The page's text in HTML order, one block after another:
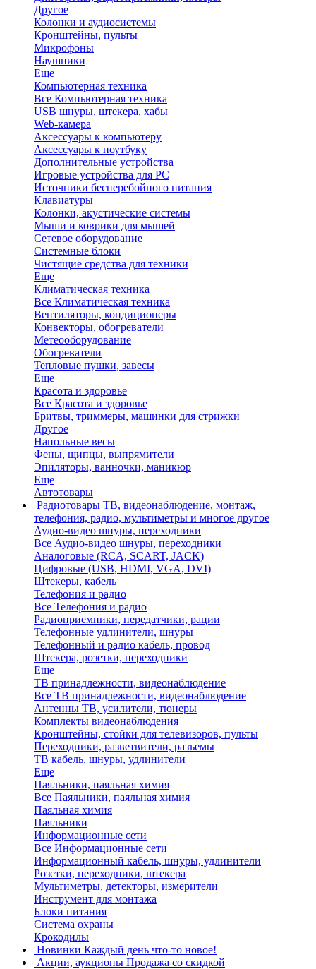
Другое
Колонки и аудиосистемы
Кронштейны, пульты
Микрофоны
Наушники
Еще
Компьютерная техника
Все Компьютерная техника
USB шнуры, штекера, хабы
Web-камера
Аксессуары к компьютеру
Аксессуары к ноутбуку
Дополнительные устройства
Игровые устройства для PC
Источники бесперебойного питания
Клавиатуры
Колонки, акустические системы
Мыши и коврики для мышей
Сетевое оборудование
Системные блоки
Чистящие средства для техники
Еще
Климатическая техника
Все Климатическая техника
Вентиляторы, кондиционеры
Конвекторы, обогреватели
Метеооборудование
Обогреватели
Тепловые пушки, завесы
Еще
Красота и здоровье
Все Красота и здоровье
Бритвы, триммеры, машинки для стрижки
Другое
Напольные весы
Фены, щипцы, выпрямители
Эпиляторы, ванночки, маникюр
Еще
Автотовары
Радиотовары ТВ, видеонаблюдение, монтаж,
телефония, радио, мультиметры и многое другое
Аудио-видео шнуры, переходники
Все Аудио-видео шнуры, переходники
Аналоговые (RCA, SCART, JACK)
Цифровые (USB, HDMI, VGA, DVI)
Штекеры, кабель
Телефония и радио
Все Телефония и радио
Радиоприемники, передатчики, рации
Телефонные удлинители, шнуры
Телефонный и радио кабель, провод
Штекера, розетки, переходники
Еще
ТВ принадлежности, видеонаблюдение
Все ТВ принадлежности, видеонаблюдение
Антенны ТВ, усилители, тюнеры
Комплекты видеонаблюдения
Кронштейны, стойки для телевизоров, пульты
Переходники, разветвители, разъемы
ТВ кабель, шнуры, удлинители
Еще
Паяльники, паяльная химия
Все Паяльники, паяльная химия
Паяльная химия
Паяльники
Информационные сети
Все Информационные сети
Информационный кабель, шнуры, удлинители
Розетки, переходники, штекера
Мультиметры, детекторы, измерители
Инструмент для монтажа
Блоки питания
Система охраны
Крокодилы
Новинки Каждый день что-то новое!
Акции, аукционы Продажа со скидкой